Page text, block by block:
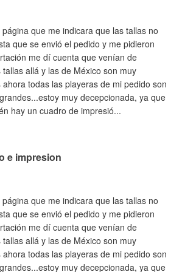
que me indicara que las tallas no
que se envió el pedido y me pidieron
me dí cuenta que venían de
allá y las de México son muy
todas las playeras de mi pedido son
muy decepcionada, ya que
hay un cuadro de impresió...
e impresion
que me indicara que las tallas no
que se envió el pedido y me pidieron
me dí cuenta que venían de
allá y las de México son muy
todas las playeras de mi pedido son
muy decepcionada, ya que